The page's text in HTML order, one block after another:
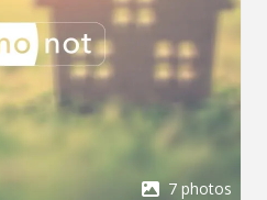
7 photos